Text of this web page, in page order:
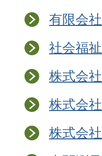
有限会
社会福
株式会
株式会
株式会